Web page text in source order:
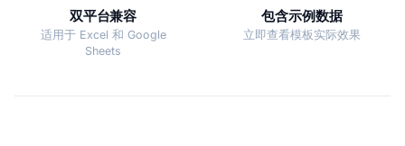
双平台兼容
适用于 Excel 和 Google
Sheets
包含示例数据
立即查看模板实际效果